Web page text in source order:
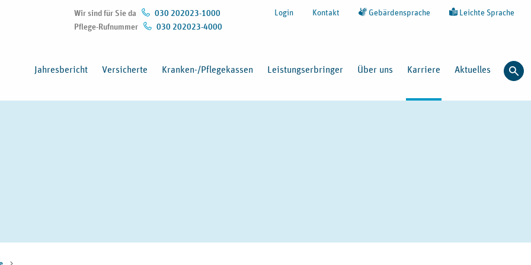
Wir sind für Sie da
030 202023-1000
Pflege-Rufnummer
030 202023-4000
Login Kontakt Gebärdensprache Leichte Sprache
Jahresbericht
(Öffnet in neuem Fenster)
Versicherte Kranken-/Pflegekassen Leistungserbringer Über uns Karriere Aktuelles